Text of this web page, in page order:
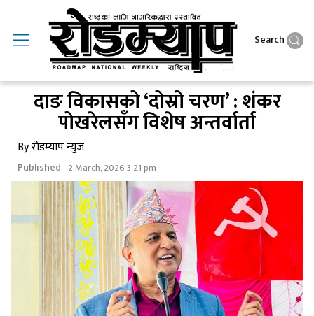
Search
दाङ विकासको ‘दोस्रो चरण’ : शंकर
पोखरेलसँग विशेष अन्तर्वार्ता
By रोडम्याप न्युज
Published- 2 March, 2026 3:21 pm